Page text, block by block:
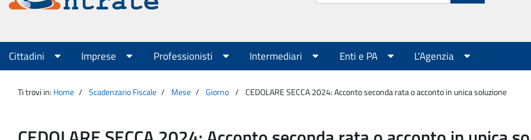
Agenzia
Entrate
sito:
Menu
principale
Cittadini Imprese Professionisti Intermediari Enti e PA L'Agenzia
Ti trovi in: Home Scadenzario Fiscale Mese Giorno CEDOLARE SECCA 2024: Acconto seconda rata o acconto in unica soluzione